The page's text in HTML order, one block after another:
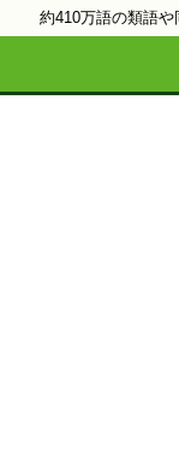
約410万語の類語